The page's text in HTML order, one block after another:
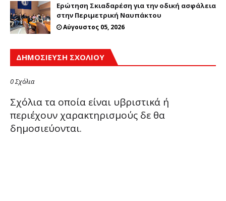
Ερώτηση Σκιαδαρέση για την οδική ασφάλεια
στην Περιμετρική Ναυπάκτου
Αύγουστος 05, 2026
ΔΗΜΟΣΊΕΥΣΗ ΣΧΟΛΊΟΥ
0 Σχόλια
Σχόλια τα οποία είναι υβριστικά ή
περιέχουν χαρακτηρισμούς δε θα
δημοσιεύονται.